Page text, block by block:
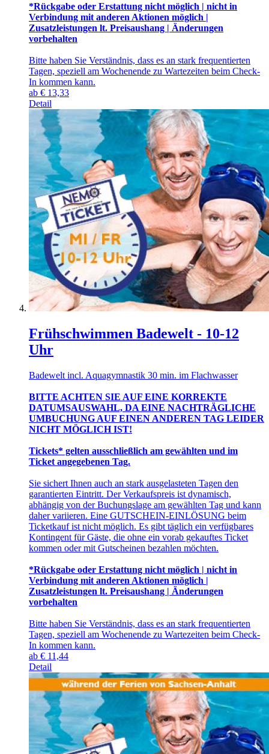
*Rückgabe oder Erstattung nicht möglich | nicht in
Verbindung mit anderen Aktionen möglich |
Zusatzleistungen lt. Preisaushang | Änderungen
vorbehalten
Bitte haben Sie Verständnis, dass es an stark frequentierten
Tagen, speziell am Wochenende zu Wartezeiten beim Check-
In kommen kann.
ab € 13,33
Detail
Frühschwimmen Badewelt - 10-12
Uhr
Badewelt incl. Aquagymnastik 30 min. im Flachwasser
BITTE ACHTEN SIE AUF EINE KORREKTE
DATUMSAUSWAHL, DA EINE NACHTRÄGLICHE
UMBUCHUNG AUF EINEN ANDEREN TAG LEIDER
NICHT MÖGLICH IST!
Tickets* gelten ausschließlich am gewählten und im
Ticket angegebenen Tag.
Sie sichert Ihnen auch an stark ausgelasteten Tagen den
garantierten Eintritt. Der Verkaufspreis ist dynamisch,
abhängig von der Buchungslage am gewählten Tag und kann
daher variieren. Eine GUTSCHEIN-EINLÖSUNG beim
Ticketkauf ist nicht möglich. Es gibt täglich ein verfügbares
Kontingent für Gäste, die ohne ein vorab gekauftes Ticket
kommen oder mit Gutscheinen bezahlen möchten.
*Rückgabe oder Erstattung nicht möglich | nicht in
Verbindung mit anderen Aktionen möglich |
Zusatzleistungen lt. Preisaushang | Änderungen
vorbehalten
Bitte haben Sie Verständnis, dass es an stark frequentierten
Tagen, speziell am Wochenende zu Wartezeiten beim Check-
In kommen kann.
ab € 11,44
Detail